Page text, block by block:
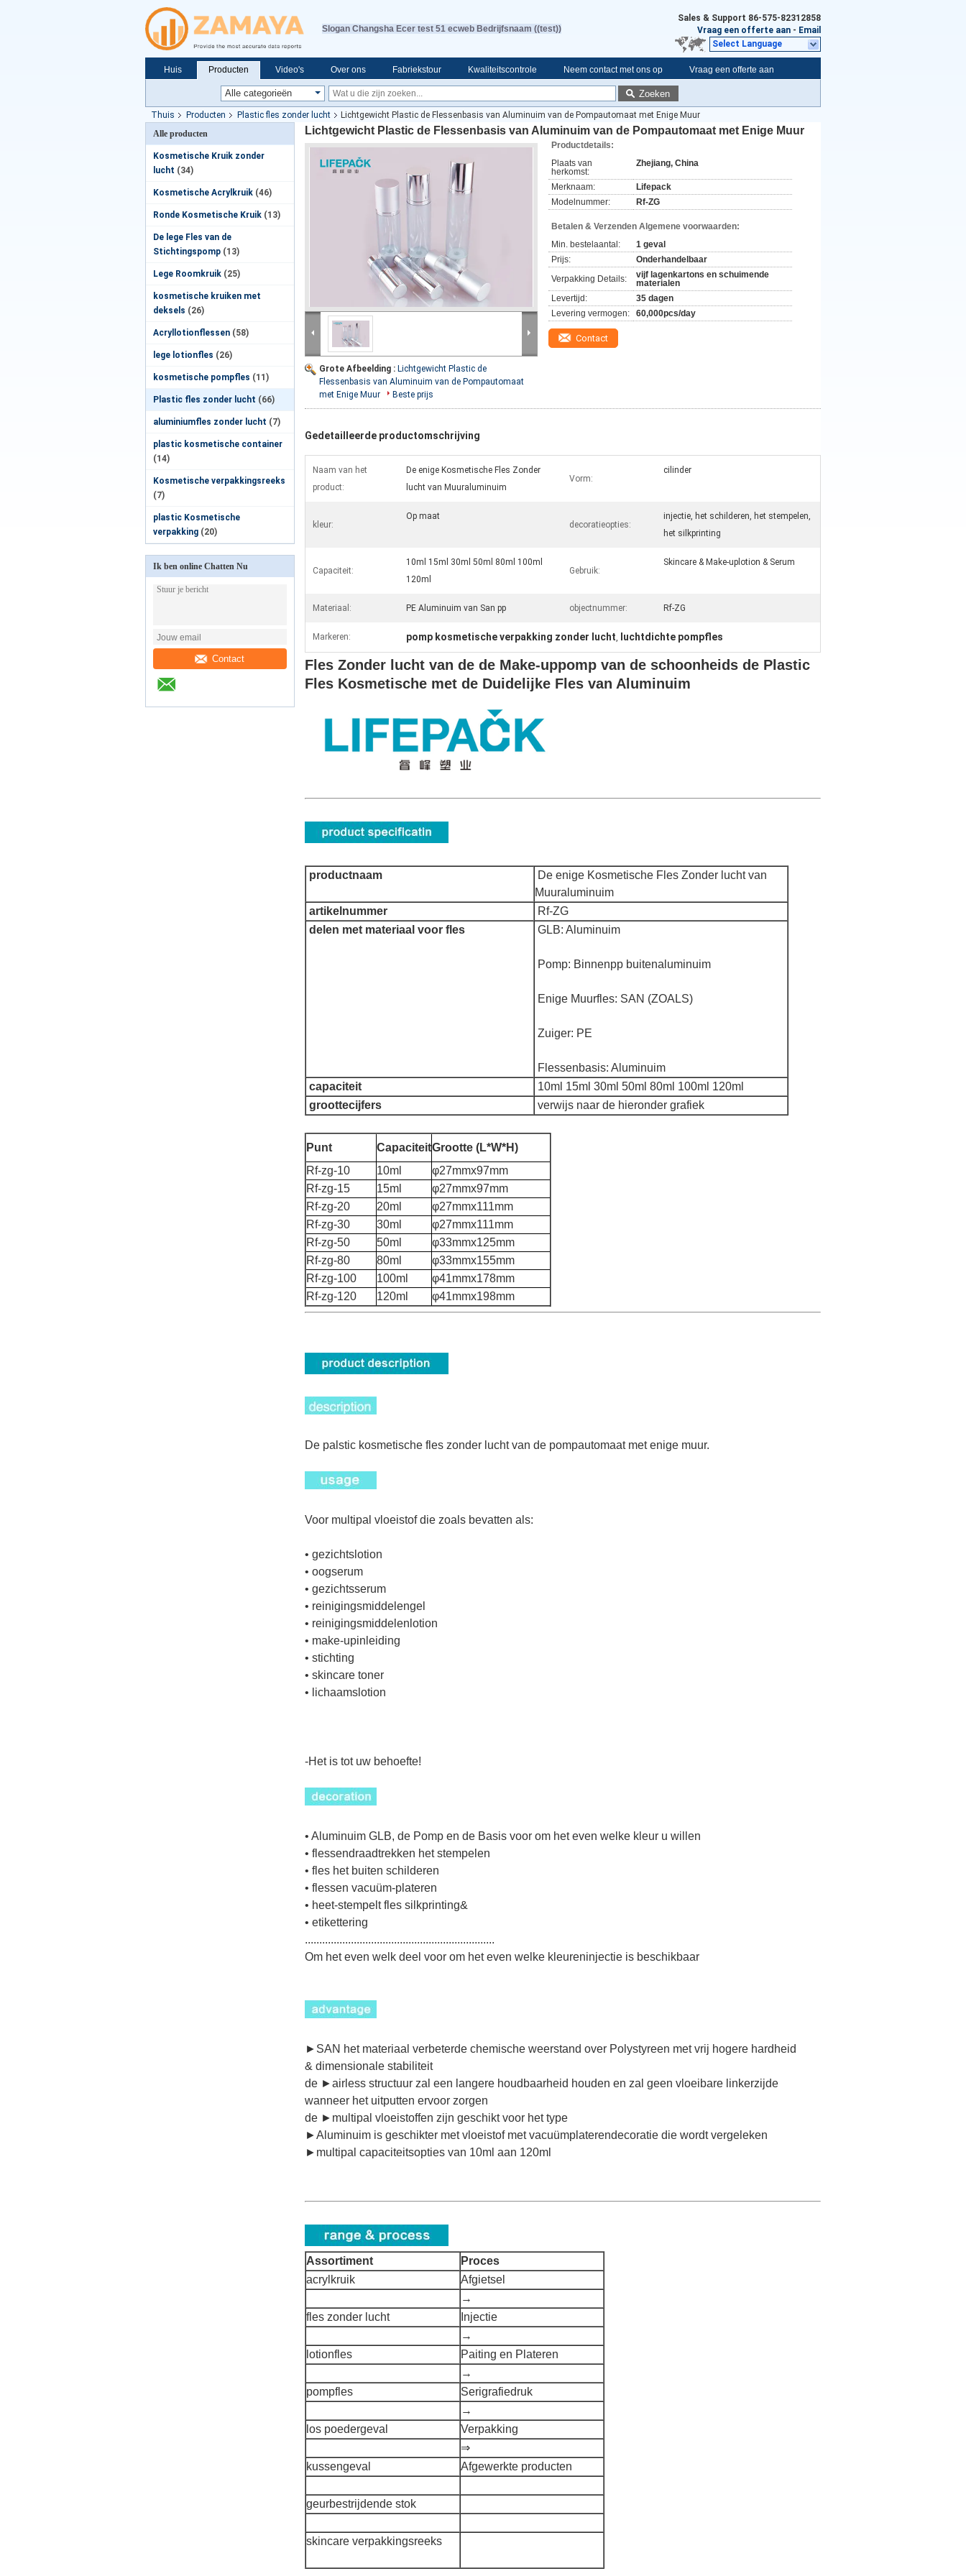
Slogan Changsha Ecer test 51 ecweb Bedrijfsnaam ((test))
Sales & Support 86-575-82312858
Vraag een offerte aan - Email
Select Language
Huis Producten Video's Over ons Fabriekstour Kwaliteitscontrole Neem contact met ons op Vraag een offerte aan
Zoeken
Thuis Producten Plastic fles zonder lucht
Lichtgewicht Plastic de Flessenbasis van Aluminuim van de Pompautomaat met Enige Muur
Alle producten
Kosmetische Kruik zonder
lucht (34)
Kosmetische Acrylkruik (46)
Ronde Kosmetische Kruik (13)
De lege Fles van de
Stichtingspomp (13)
Lege Roomkruik (25)
kosmetische kruiken met
deksels (26)
Acryllotionflessen (58)
lege lotionfles (26)
kosmetische pompfles (11)
Plastic fles zonder lucht (66)
aluminiumfles zonder lucht (7)
plastic kosmetische container
(14)
Kosmetische verpakkingsreeks
(7)
plastic Kosmetische
verpakking (20)
Ik ben online Chatten Nu
Contact
Lichtgewicht Plastic de Flessenbasis van Aluminuim van de Pompautomaat met Enige Muur
Grote Afbeelding : Lichtgewicht Plastic de
Flessenbasis van Aluminuim van de Pompautomaat
met Enige Muur
Beste prijs
Productdetails:
Plaats van
herkomst:
Zhejiang, China
Merknaam:
Lifepack
Modelnummer:
Rf-ZG
Betalen & Verzenden Algemene voorwaarden:
Min. bestelaantal:
1 geval
Prijs:
Onderhandelbaar
Verpakking Details:
vijf lagenkartons en schuimende
materialen
Levertijd:
35 dagen
Levering vermogen:
60,000pcs/day
Contact
Gedetailleerde productomschrijving
Naam van het
product:
De enige Kosmetische Fles Zonder
lucht van Muuraluminuim
Vorm:
cilinder
kleur:
Op maat
decoratieopties:
injectie, het schilderen, het stempelen,
het silkprinting
Capaciteit:
10ml 15ml 30ml 50ml 80ml 100ml
120ml
Gebruik:
Skincare & Make-uplotion & Serum
Materiaal: PE Aluminuim van San pp objectnummer: Rf-ZG
Markeren: pomp kosmetische verpakking zonder lucht, luchtdichte pompfles
Fles Zonder lucht van de de Make-uppomp van de schoonheids de Plastic
Fles Kosmetische met de Duidelijke Fles van Aluminuim
productnaam
De enige Kosmetische Fles Zonder lucht van
Muuraluminuim
artikelnummer
Rf-ZG
delen met materiaal voor fles
GLB: Aluminuim
Pomp: Binnenpp buitenaluminuim
Enige Muurfles: SAN (ZOALS)
Zuiger: PE
Flessenbasis: Aluminuim
capaciteit
10ml 15ml 30ml 50ml 80ml 100ml 120ml
groottecijfers
verwijs naar de hieronder grafiek
Punt CapaciteitGrootte (L*W*H)
Rf-zg-10
10ml
φ27mmx97mm
Rf-zg-15
15ml
φ27mmx97mm
Rf-zg-20
20ml
φ27mmx111mm
Rf-zg-30
30ml
φ27mmx111mm
Rf-zg-50
50ml
φ33mmx125mm
Rf-zg-80
80ml
φ33mmx155mm
Rf-zg-100
100ml
φ41mmx178mm
Rf-zg-120
120ml φ41mmx198mm
De palstic kosmetische fles zonder lucht van de pompautomaat met enige muur.
Voor multipal vloeistof die zoals bevatten als:
• gezichtslotion
• oogserum
• gezichtsserum
• reinigingsmiddelengel
• reinigingsmiddelenlotion
• make-upinleiding
• stichting
• skincare toner
• lichaamslotion
-Het is tot uw behoefte!
• Aluminuim GLB, de Pomp en de Basis voor om het even welke kleur u willen
• flessendraadtrekken het stempelen
• fles het buiten schilderen
• flessen vacuüm-plateren
• heet-stempelt fles silkprinting&
• etikettering
..................................................................
Om het even welk deel voor om het even welke kleureninjectie is beschikbaar
►SAN het materiaal verbeterde chemische weerstand over Polystyreen met vrij hogere hardheid
& dimensionale stabiliteit
de ►airless structuur zal een langere houdbaarheid houden en zal geen vloeibare linkerzijde
wanneer het uitputten ervoor zorgen
de ►multipal vloeistoffen zijn geschikt voor het type
►Aluminuim is geschikter met vloeistof met vacuümplaterendecoratie die wordt vergeleken
►multipal capaciteitsopties van 10ml aan 120ml
Assortiment
Proces
acrylkruik
Afgietsel
→
fles zonder lucht
Injectie
→
lotionfles
Paiting en Plateren
→
pompfles
Serigrafiedruk
→
los poedergeval
Verpakking
⇒
kussengeval
Afgewerkte producten
geurbestrijdende stok
skincare verpakkingsreeks